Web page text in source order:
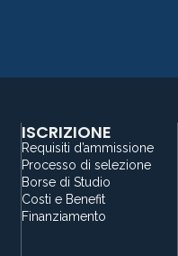
ISCRIZIONE
Requisiti d’ammissione
Processo di selezione
Borse di Studio
Costi e Benefit
Finanziamento